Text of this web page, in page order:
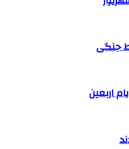
جنگی
اربعین